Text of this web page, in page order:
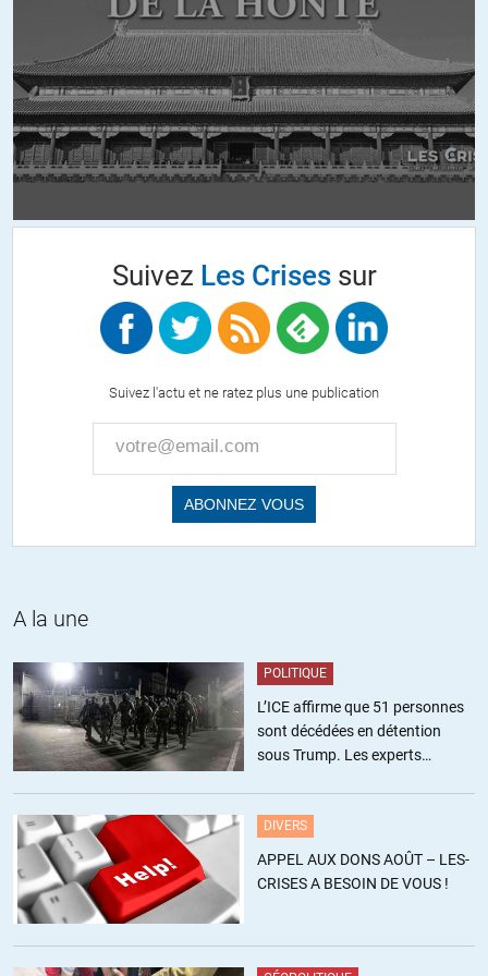
Plusieurs éléments semblent aller en sens contraire:
-les « activités » pour renverser El-Assad sont bien antérieures à
« sa décision ».
-l’Arabie Saoudite par laquelle aurait passé le gazoduc qatari était-
elle prête à faire un cadeau à son rival ?
-les différents intervenants savaient depuis longtemps que ce
projet n’était pas réalisable .
Je ne suis pas dans le secret des dieux et livre ces arguments pour
de plus.
http://www.truth-out.org/news/item/37685-the-war-against-the-
assad-regime-is-not-a-pipeline-war
Ce dont je suis presque certain c’est que les raisons de ce conflit
dépassent largement la question de ce gazoduc,et l’article ne va
ALERTER
Pierre//28.12.2016 à 10h07
Rien est clair dans cette histoire… Avant 2011, les saoudiens et les
eu la volonté de l’Arabie Saoudite wahhabite de s’approprier le
religieuse du pays et de virer l’influence chiite (n’oublions pas que
les alaouites sont une sous-branche du chiisme…)
+7 ALERTER
« n’oublions pas que les alaouites sont une sous-branche du
chiisme »
Bonjour.
Voir cette guerre comme un conflit religieux est à mon avis une
erreur. Les officiers de l’armée syriennes sont autant sunnites
que chiites, il il a des ministres sunnites au gouvernement et
Mme Assad est sunnite. En Syrie, il est mal venu de demander sa
Suivez Les Crisessur
Suivez l'actu et ne ratez plus une publication
A la une
POLITIQUE
L’ICE affirme que 51 personnes
sont décédées en détention
sous Trump. Les experts
DIVERS
APPEL AUX DONS AOÛT – LES-
CRISES A BESOIN DE VOUS !